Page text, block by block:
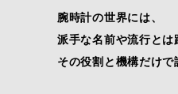
腕時計の世界には、
派手な名前や流行とは
その役割と機構だけで